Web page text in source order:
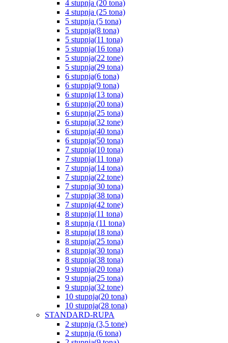
4 stupnja (20 tona)
4 stupnja (25 tona)
5 stupnja (5 tona)
5 stupnja(8 tona)
5 stupnja(11 tona)
5 stupnja(16 tona)
5 stupnja(22 tone)
5 stupnja(29 tona)
6 stupnja(6 tona)
6 stupnja(9 tona)
6 stupnja(13 tona)
6 stupnja(20 tona)
6 stupnja(25 tona)
6 stupnja(32 tone)
6 stupnja(40 tona)
6 stupnja(50 tona)
7 stupnja(10 tona)
7 stupnja(11 tona)
7 stupnja(14 tona)
7 stupnja(22 tone)
7 stupnja(30 tona)
7 stupnja(38 tona)
7 stupnja(42 tone)
8 stupnja(11 tona)
8 stupnja (11 tona)
8 stupnja(18 tona)
8 stupnja(25 tona)
8 stupnja(30 tona)
8 stupnja(38 tona)
9 stupnja(20 tona)
9 stupnja(25 tona)
9 stupnja(32 tone)
10 stupnja(20 tona)
10 stupnja(28 tona)
STANDARD-RUPA
2 stupnja (3,5 tone)
2 stupnja (6 tona)